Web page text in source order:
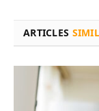
ARTICLES